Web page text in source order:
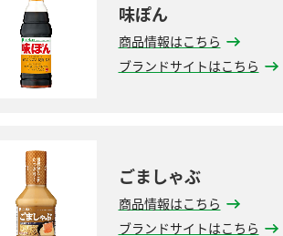
味ぽん
商品情報はこちら
ブランドサイトはこちら
ごましゃぶ
商品情報はこちら
ブランドサイトはこちら